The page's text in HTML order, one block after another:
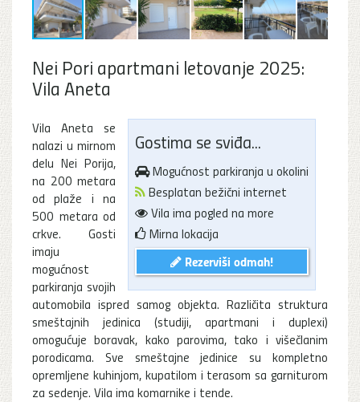
Nei Pori apartmani letovanje 2025:
Vila Aneta
Gostima se sviđa...
Mogućnost parkiranja u okolini
Besplatan bežični internet
Vila ima pogled na more
Mirna lokacija
Rezerviši odmah!
Vila Aneta se
nalazi u mirnom
delu Nei Porija,
na 200 metara
od plaže i na
500 metara od
crkve. Gosti
imaju
mogućnost
parkiranja svojih
automobila ispred samog objekta. Različita struktura
smeštajnih jedinica (studiji, apartmani i duplexi)
omogućuje boravak, kako parovima, tako i višečlanim
porodicama. Sve smeštajne jedinice su kompletno
opremljene kuhinjom, kupatilom i terasom sa garniturom
za sedenje. Vila ima komarnike i tende.